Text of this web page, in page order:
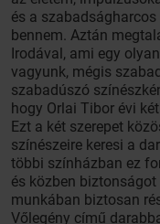
és a
bennem. Aztán
Irodával, ami egy
vagyunk, mégis
szabadúszó
hogy Orlai Tibor évi
Ezt a két szerepet
színészeire keresi a
többi színházban ez
és közben
munkában biztosan
Vőlegény című